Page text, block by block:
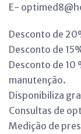
E-
Desconto de
Desconto de
Desconto de 10
manutenção.
Disponibiliza
Consultas de
Medição de